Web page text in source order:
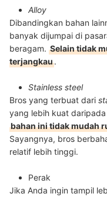
Alloy
Dibandingkan bahan
banyak dijumpai di
beragam. Selain tidak
terjangkau.
Stainless steel
Bros yang terbuat dari
yang lebih kuat daripada
bahan ini tidak mudah
Sayangnya, bros
relatif lebih tinggi.
Perak
Jika Anda ingin tampil